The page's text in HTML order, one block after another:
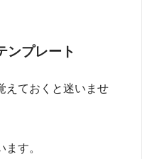
ンプレート
えておくと迷いませ
す。